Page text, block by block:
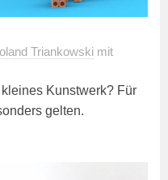
Triankowski mit
Kunstwerk? Für
gelten.